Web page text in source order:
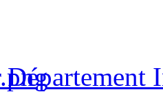
Département